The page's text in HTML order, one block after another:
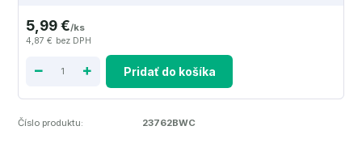
5,99 €/ks
4,87 € bez DPH
Pridať do košíka
Číslo produktu: 23762BWC